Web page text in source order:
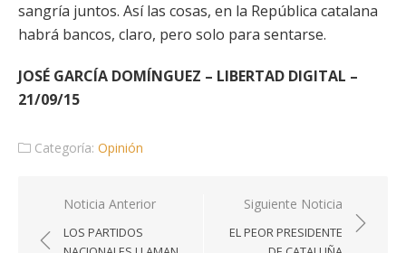
sangría juntos. Así las cosas, en la República catalana
habrá bancos, claro, pero solo para sentarse.
JOSÉ GARCÍA DOMÍNGUEZ – LIBERTAD DIGITAL –
21/09/15
Categoría: Opinión
Navegación
de
Noticia Anterior
LOS PARTIDOS
Siguiente Noticia
EL PEOR PRESIDENTE